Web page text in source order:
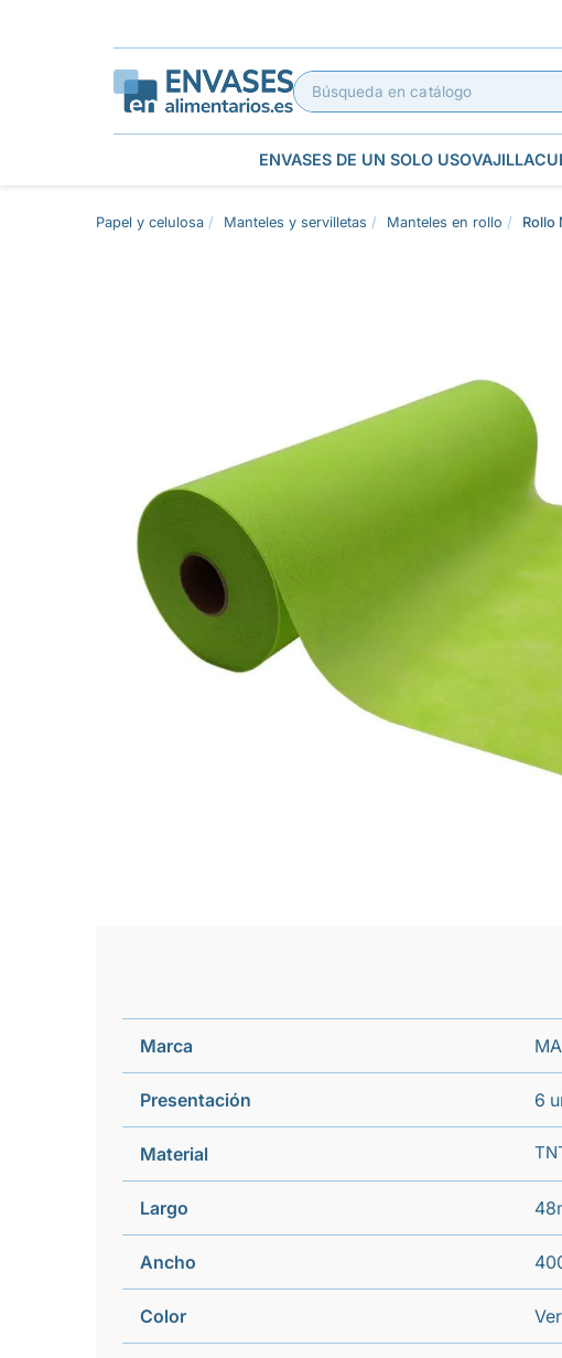
ENVASES DE UN SOLO USOVAJILLA
Papel y celulosa Manteles y servilletas Manteles en rollo Rollo
Marca
Presentación 6
Material
Largo
Ancho
Color